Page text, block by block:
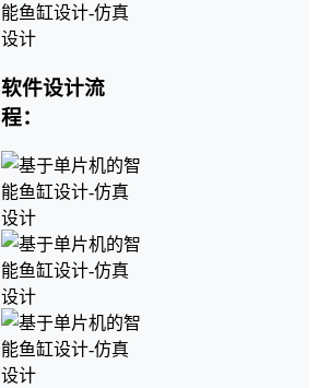
软件设计流
程：